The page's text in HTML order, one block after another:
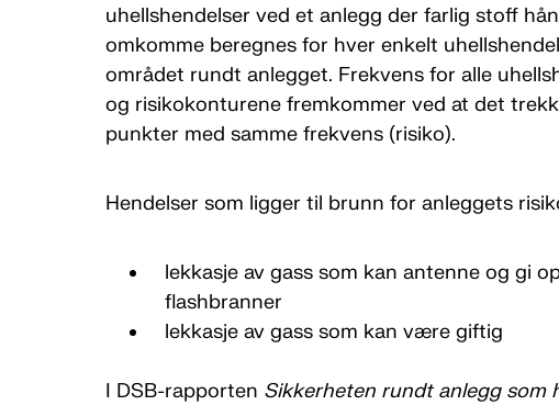
uhellshendelser ved et anlegg der farlig stoff
omkomme beregnes for hver enkelt
området rundt anlegget. Frekvens for alle
og risikokonturene fremkommer ved at det
punkter med samme frekvens (risiko).
Hendelser som ligger til brunn for anleggets
lekkasje av gass som kan antenne og gi
flashbranner
lekkasje av gass som kan være giftig
I DSB-rapporten Sikkerheten rundt anlegg som